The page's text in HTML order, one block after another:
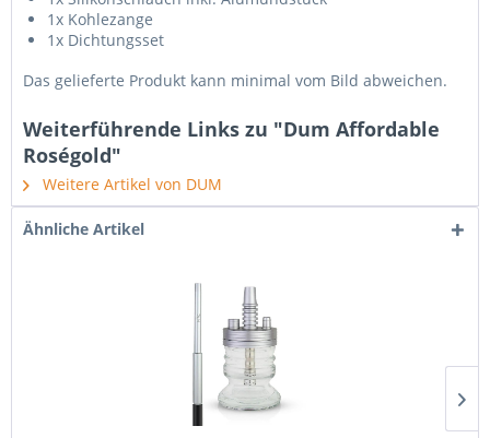
1x Kohlezange
1x Dichtungsset
Das gelieferte Produkt kann minimal vom Bild abweichen.
Weiterführende Links zu "Dum Affordable
Roségold"
Weitere Artikel von DUM
Ähnliche Artikel